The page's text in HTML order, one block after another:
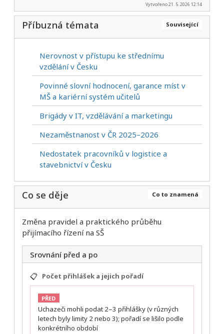
Vytvořeno 21. 5. 2026 12:14
Související
Příbuzná témata
Nerovnost v přístupu ke střednímu
vzdělání v Česku
Povinné slovní hodnocení, garance míst v
MŠ a kariérní systém učitelů
Brigády v IT, vzdělávání a marketingu
Nezaměstnanost v ČR 2025–2026
Nedostatek pracovníků v logistice a
stavebnictví v Česku
Co to znamená
Co se děje
Změna pravidel a praktického průběhu
přijímacího řízení na SŠ
Srovnání před a po
📋 Počet přihlášek a jejich pořadí
PŘED
Uchazeči mohli podat 2–3 přihlášky (v různých
letech byly limity 2 nebo 3); pořadí se lišilo podle
konkrétního období